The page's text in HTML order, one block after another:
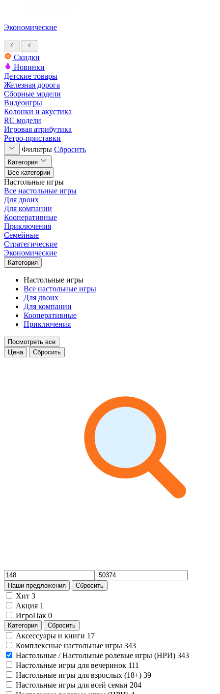
Экономические
Скидки
Новинки
Детские товары
Железная дорога
Сборные модели
Видеоигры
Колонки и акустика
RC модели
Игровая атрибутика
Ретро-приставки
Фильтры Сбросить
Категория
Все категории
Настольные игры
Все настольные игры
Для двоих
Для компании
Кооперативные
Приключения
Семейные
Стратегические
Экономические
Категория
Настольные игры
Все настольные игры
Для двоих
Для компании
Кооперативные
Приключения
Посмотреть все
Цена
Сбросить
Наши предложения Сбросить
Хит 3
Акция 1
ИгроПак 0
Категория Сбросить
Аксессуары и книги 17
Комплексные настольные игры 343
Настольные / Настольные ролевые игры (НРИ) 343
Настольные игры для вечеринок 111
Настольные игры для взрослых (18+) 39
Настольные игры для всей семьи 204